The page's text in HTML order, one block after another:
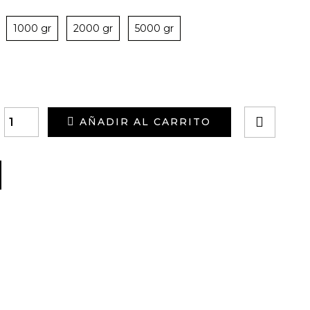
1000 gr 2000 gr 5000 gr
AÑADIR AL CARRITO